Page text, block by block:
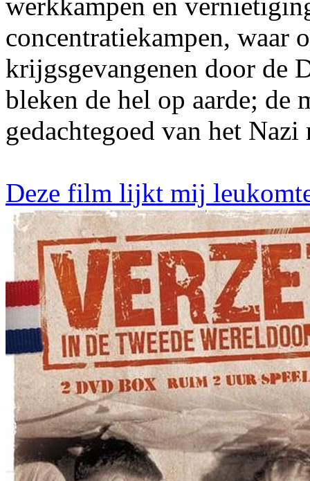
concentratiekampen, waar
krijgsgevangenen door de
bleken de hel op aarde; de
gedachtegoed van het
Deze film lijkt mij